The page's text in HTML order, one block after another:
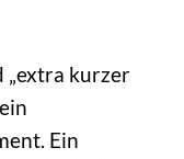
„extra kurzer
Ein